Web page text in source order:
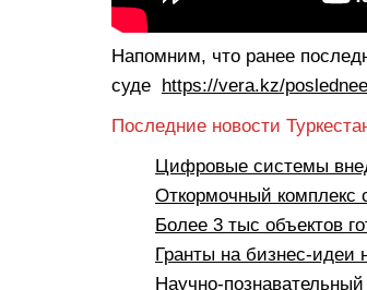
Напомним, что ранее
суде https://vera.kz/
Последние новости
Цифровые системы
Откормочный комплекс
Более 3 тыс объектов
Гранты на бизнес-идеи
Научно-